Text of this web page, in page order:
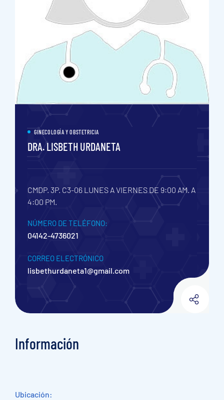
GINECOLOGÍA Y OBSTETRICIA
DRA. LISBETH URDANETA
CMDP. 3P. C3-06 LUNES A VIERNES DE 9:00 AM. A
4:00 PM.
NÚMERO DE TELÉFONO:
04142-4736021
CORREO ELECTRÓNICO
lisbethurdaneta1@gmail.com
Información
Ubicación: